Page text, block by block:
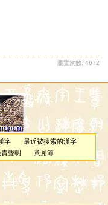
瀏覽次數: 4672
字
最近被搜索的漢字
責聲明 意見簿